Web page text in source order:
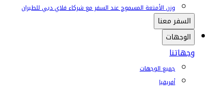
وزن الأمتعة المسموح عند السفر مع شركاء فلاي دبي للطيران
السفر معنا
الوجهات
وجهاتنا
جميع الوجهات
أفريقيا